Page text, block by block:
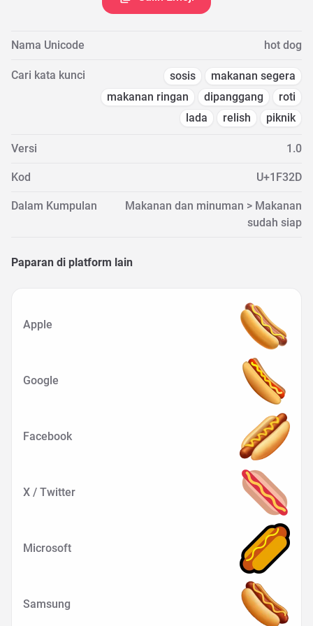
Nama Unicode hot dog
Cari kata kunci sosis
makanan segera
makanan ringan
dipanggang
roti
lada
relish piknik
Versi 1.0
Kod U+1F32D
Dalam Kumpulan
Makanan dan minuman > Makanan
sudah siap
Paparan di platform lain
Apple
Google
Facebook
X / Twitter
Microsoft
Samsung